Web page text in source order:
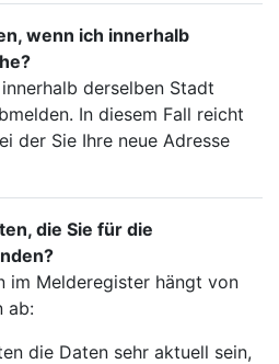
wenn ich innerhalb
derselben Stadt
In diesem Fall reicht
der Sie Ihre neue Adresse
die Sie für die
im Melderegister hängt von
ab:
die Daten sehr aktuell sein,